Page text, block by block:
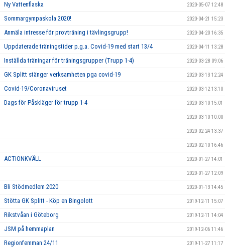
Ny Vattenflaska 2020-05-07 12:48
Sommargympaskola 2020! 2020-04-21 15:23
Anmäla intresse för provträning i tävlingsgrupp! 2020-04-20 16:35
Uppdaterade träningstider p.g.a. Covid-19 med start 13/4 2020-04-11 13:28
Inställda träningar för träningsgrupper (Trupp 1-4) 2020-03-28 09:06
GK Splitt stänger verksamheten pga covid-19 2020-03-13 12:24
Covid-19/Coronaviruset 2020-03-12 13:10
Dags för Påskläger för trupp 1-4 2020-03-10 15:01
2020-03-10 10:00
2020-02-24 13:37
2020-02-10 16:46
ACTIONKVÄLL 2020-01-27 14:01
2020-01-27 12:09
Bli Stödmedlem 2020 2020-01-13 14:45
Stötta GK Splitt - Köp en Bingolott 2019-12-11 15:07
Rikstvåan i Göteborg 2019-12-11 14:04
JSM på hemmaplan 2019-12-06 11:46
Regionfemman 24/11 2019-11-27 11:17